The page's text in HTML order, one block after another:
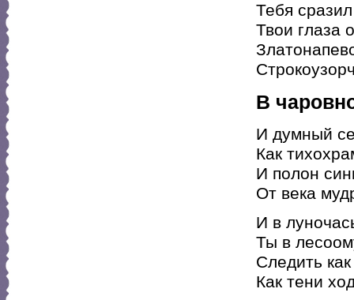
Тебя
Твои глаза
В
И думный
Как
И полон
От века
И в
Ты в
Следить
Как тени